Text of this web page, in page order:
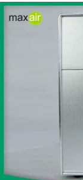
品
に